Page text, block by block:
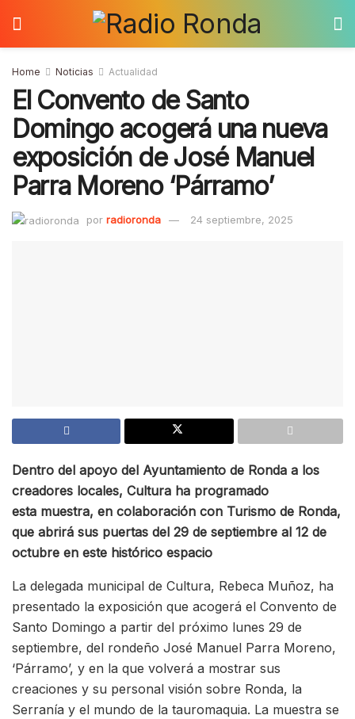
Home Noticias Actualidad
El Convento de Santo
Domingo acogerá una nueva
exposición de José Manuel
Parra Moreno ‘Párramo’
por radioronda 24 septiembre, 2025
Dentro del apoyo del Ayuntamiento de Ronda a los
creadores locales, Cultura ha programado
esta muestra, en colaboración con Turismo de Ronda,
que abrirá sus puertas del 29 de septiembre al 12 de
octubre en este histórico espacio
La delegada municipal de Cultura, Rebeca Muñoz, ha
presentado la exposición que acogerá el Convento de
Santo Domingo a partir del próximo lunes 29 de
septiembre, del rondeño José Manuel Parra Moreno,
‘Párramo’, y en la que volverá a mostrar sus
creaciones y su personal visión sobre Ronda, la
Serranía y el mundo de la tauromaquia. La muestra se